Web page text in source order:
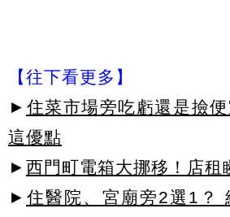
【往下看更多】
► 住菜市場旁吃虧還是撿
這優點
► 西門町電箱大挪移！店租
► 住醫院、宮廟旁2選1？